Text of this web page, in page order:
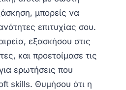
μπορείς να
επιτυχίας σου.
εξασκήσου στις
και προετοίμασε τις
ερωτήσεις που
skills. Θυμήσου ότι η